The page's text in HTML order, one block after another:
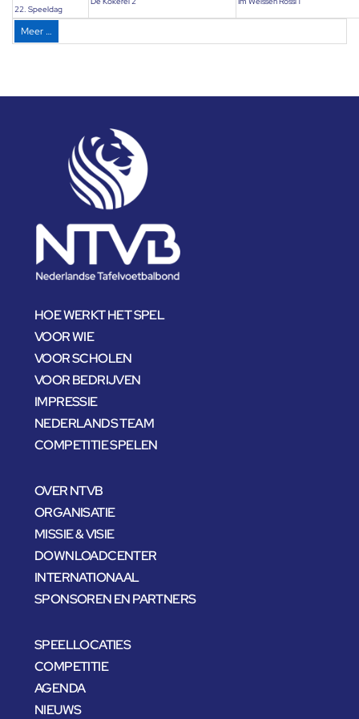
22. Speeldag
Meer …
HOE WERKT HET SPEL
VOOR WIE
VOOR SCHOLEN
VOOR BEDRIJVEN
IMPRESSIE
NEDERLANDS TEAM
COMPETITIE SPELEN
OVER NTVB
ORGANISATIE
MISSIE & VISIE
DOWNLOADCENTER
INTERNATIONAAL
SPONSOREN EN PARTNERS
SPEELLOCATIES
COMPETITIE
AGENDA
NIEUWS